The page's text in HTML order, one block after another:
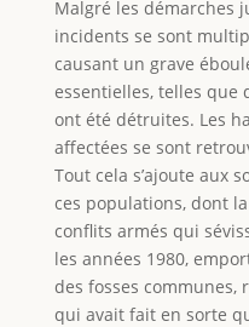
Malgré les démarches
incidents se sont
causant un grave
essentielles, telles que
ont été détruites. Les
affectées se sont
Tout cela s’ajoute aux
ces populations, dont
conflits armés qui
les années 1980,
des fosses communes,
qui avait fait en sorte